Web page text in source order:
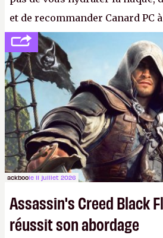
et de recommander Canard PC
votre famille et aux inconnus
dans la rue. Bon été à tous ! –
ackboole 11 juillet 2026
Assassin's Creed Black
réussit son abordage